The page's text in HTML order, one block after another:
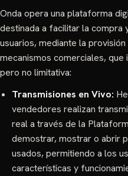
Onda opera una plataforma
destinada a facilitar la compra
usuarios, mediante la
mecanismos comerciales, que
pero no limitativa:
Transmisiones en Vivo:
vendedores realizan
real a través de la
demostrar, mostrar o abrir
usados, permitiendo a los
características y